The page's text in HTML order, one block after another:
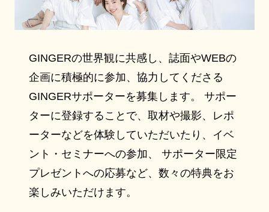
GINGERの世界観に共感し、誌面やWEBの
企画に積極的に参加、協力してくださる
GINGERサポーターを募集します。 サポー
ターに登録することで、取材や撮影、レポ
ーターなどを体験していただいたり、イベ
ント・セミナーへの参加、 サポーター限定
プレゼントへの応募など、数々の特典をお
楽しみいただけます。